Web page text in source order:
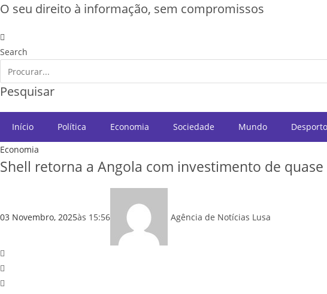
O seu direito à informação, sem compromissos
Search
Pesquisar
Início Política Economia Sociedade Mundo Desporto
Economia
Shell retorna a Angola com investimento de
03 Novembro, 2025às 15:56 Agência de Notícias Lusa